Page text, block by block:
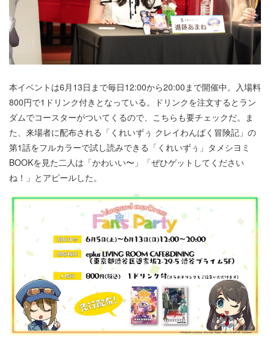
本イベントは6月13日まで毎日12:00から20:00まで開催中。入場料
800円で1ドリンク付きとなっている。ドリンクを注文するとラン
ダムでコースターがついてくるので、こちらも要チェックだ。ま
た、来場者に配布される「くれいずぅ クレイわんぱく冒険記」の
第1話をフルカラーで試し読みできる「くれいずぅ」タメシヨミ
BOOKを見た二人は「かわいい〜」「ぜひゲットしてください
ね！」とアピールした。